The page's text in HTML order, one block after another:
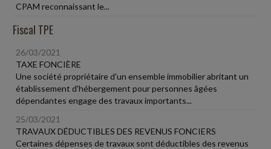
CPAM reconnaissant le...
Fiscal TPE
26/03/2021
TAXE FONCIÈRE
Une société propriétaire d'un ensemble immobilier abritant un
établissement d'hébergement pour personnes âgées
dépendantes engage des travaux importants...
25/03/2021
TRAVAUX DÉDUCTIBLES DES REVENUS FONCIERS
Certaines dépenses de travaux sont déductibles des revenus